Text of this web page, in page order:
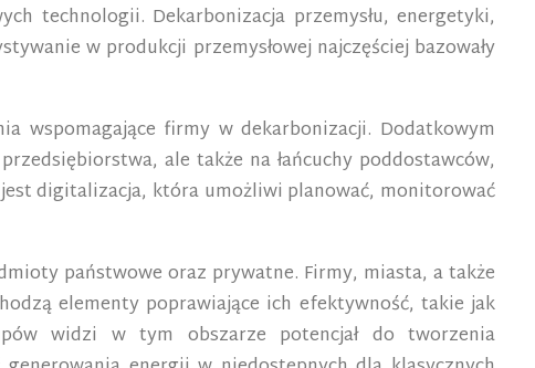
technologii. Dekarbonizacja przemysłu, energetyki,
w produkcji przemysłowej najczęściej bazowały
wspomagające firmy w dekarbonizacji. Dodatkowym
ale także na łańcuchy poddostawców,
digitalizacja, która umożliwi planować, monitorować
państwowe oraz prywatne. Firmy, miasta, a także
elementy poprawiające ich efektywność, takie jak
widzi w tym obszarze potencjał do tworzenia